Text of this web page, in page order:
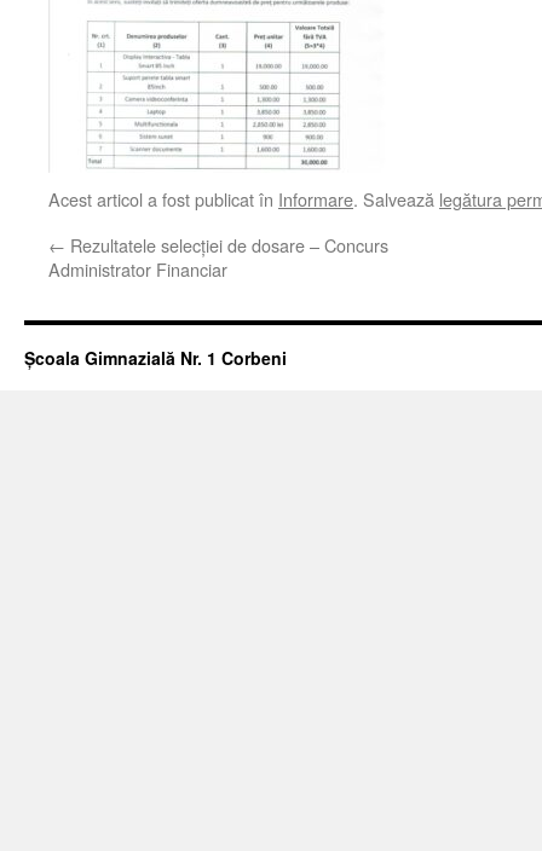
Acest articol a fost publicat în Informare. Salvează legătura
← Rezultatele selecției de dosare – Concurs
Administrator Financiar
Școala Gimnazială Nr. 1 Corbeni